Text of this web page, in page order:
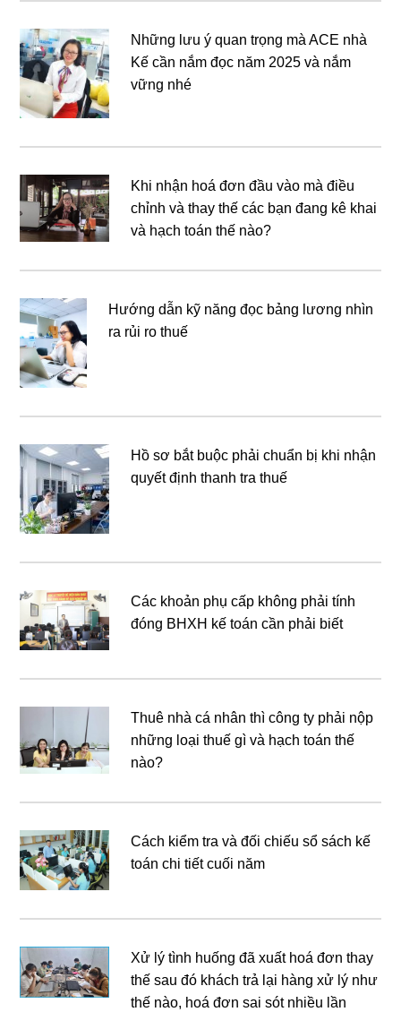
Những lưu ý quan trọng mà ACE nhà
Kế cần nắm đọc năm 2025 và nắm
vững nhé
Khi nhận hoá đơn đầu vào mà điều
chỉnh và thay thế các bạn đang kê khai
và hạch toán thế nào?
Hướng dẫn kỹ năng đọc bảng lương nhìn
ra rủi ro thuế
Hồ sơ bắt buộc phải chuẩn bị khi nhận
quyết định thanh tra thuế
Các khoản phụ cấp không phải tính
đóng BHXH kế toán cần phải biết
Thuê nhà cá nhân thì công ty phải nộp
những loại thuế gì và hạch toán thế
nào?
Cách kiểm tra và đối chiếu sổ sách kế
toán chi tiết cuối năm
Xử lý tình huống đã xuất hoá đơn thay
thế sau đó khách trả lại hàng xử lý như
thế nào, hoá đơn sai sót nhiều lần